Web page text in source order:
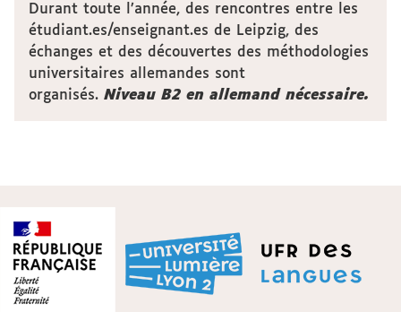
Durant toute l’année, des rencontres entre les
étudiant.es/enseignant.es de Leipzig, des
échanges et des découvertes des méthodologies
universitaires allemandes sont
organisés. Niveau B2 en allemand nécessaire.